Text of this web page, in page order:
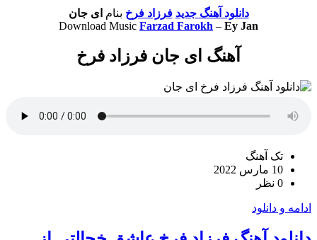
دانلود آهنگ جدید فرزاد فرخ بنام ای جان
Download Music Farzad Farokh – Ey Jan
آهنگ ای جان فرزاد فرخ
تک آهنگ
10 مارس 2022
0 نظر
ادامه و دانلود